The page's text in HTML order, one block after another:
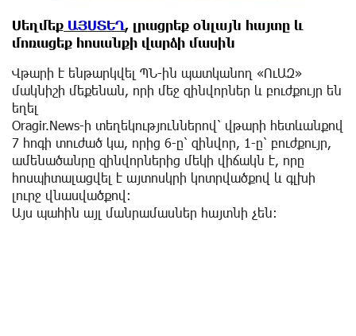
Սեղմեք ԱՅՍՏԵՂ, լրացրեք օնլայն հայտը և
մոռացեք հոսանքի վարձի մասին
Վթարի է ենթարկվել ՊՆ-ին պատկանող «ՈւԱԶ»
մակնիշի մեքենան, որի մեջ զինվորներ և բուժքույր են
եղել
Oragir.News-ի տեղեկություններով՝ վթարի հետևանքով
7 հոգի տուժած կա, որից 6-ը՝ զինվոր, 1-ը՝ բուժքույր,
ամենածանրը զինվորներից մեկի վիճակն է, որը
հոսպիտալացվել է այտոսկրի կոտրվածքով և գլխի
լուրջ վնասվածքով:
Այս պահին այլ մանրամասներ հայտնի չեն: